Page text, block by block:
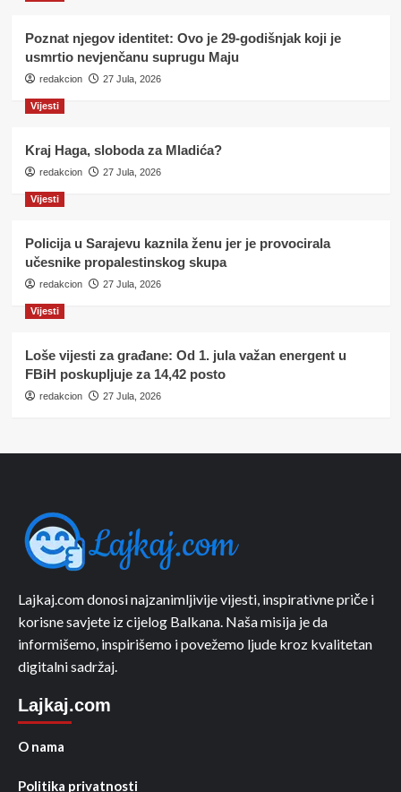
Poznat njegov identitet: Ovo je 29-godišnjak koji je
usmrtio nevjenčanu suprugu Maju
redakcion 27 Jula, 2026
Vijesti
Kraj Haga, sloboda za Mladića?
redakcion 27 Jula, 2026
Vijesti
Policija u Sarajevu kaznila ženu jer je provocirala
učesnike propalestinskog skupa
redakcion 27 Jula, 2026
Vijesti
Loše vijesti za građane: Od 1. jula važan energent u
FBiH poskupljuje za 14,42 posto
redakcion 27 Jula, 2026
Lajkaj.com donosi najzanimljivije vijesti, inspirativne priče i
korisne savjete iz cijelog Balkana. Naša misija je da
informišemo, inspirišemo i povežemo ljude kroz kvalitetan
digitalni sadržaj.
Lajkaj.com
O nama
Politika privatnosti